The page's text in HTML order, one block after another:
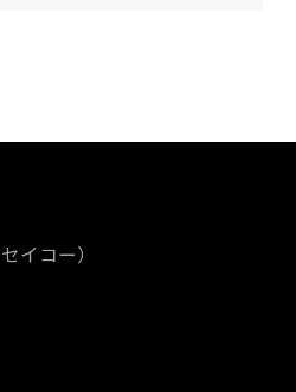
イコー）